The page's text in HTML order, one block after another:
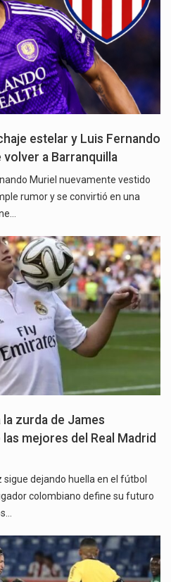
estelar y Luis Fernando
volver a Barranquilla
Muriel nuevamente vestido
rumor y se convirtió en una
la zurda de James
mejores del Real Madrid
dejando huella en el fútbol
colombiano define su futuro